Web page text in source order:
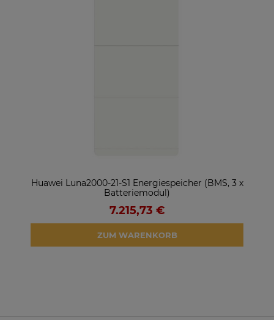
Huawei Luna2000-21-S1 Energiespeicher (BMS, 3 x
Batteriemodul)
7.215,73 €
ZUM WARENKORB